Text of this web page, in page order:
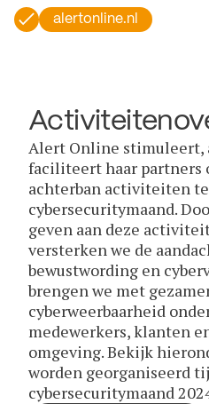
alertonline.nl
Alert Online stimuleert,
faciliteert haar
achterban activiteiten
cybersecuritymaand.
geven aan deze
versterken we de
bewustwording en
brengen we met
cyberweerbaarheid
medewerkers, klanten
omgeving. Bekijk
worden georganiseerd
cybersecuritymaand